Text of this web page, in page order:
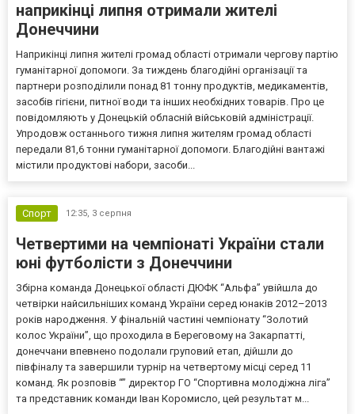
наприкінці липня отримали жителі
Донеччини
Наприкінці липня жителі громад області отримали чергову партію
гуманітарної допомоги. За тиждень благодійні організації та
партнери розподілили понад 81 тонну продуктів, медикаментів,
засобів гігієни, питної води та інших необхідних товарів. Про це
повідомляють у Донецькій обласній військовій адміністрації.
Упродовж останнього тижня липня жителям громад області
передали 81,6 тонни гуманітарної допомоги. Благодійні вантажі
містили продуктові набори, засоби...
Спорт 12:35, 3 серпня
Четвертими на чемпіонаті України стали
юні футболісти з Донеччини
Збірна команда Донецької області ДЮФК “Альфа” увійшла до
четвірки найсильніших команд України серед юнаків 2012–2013
років народження. У фінальній частині чемпіонату “Золотий
колос України”, що проходила в Береговому на Закарпатті,
донеччани впевнено подолали груповий етап, дійшли до
півфіналу та завершили турнір на четвертому місці серед 11
команд. Як розповів “” директор ГО “Спортивна молодіжна ліга”
та представник команди Іван Коромисло, цей результат м...